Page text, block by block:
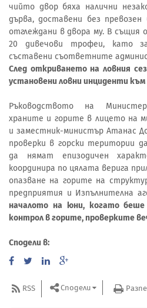
чийто двор бяха налични
дърва, доставени без
отглеждани в двора му. В същия
20 дивечови трофеи, като
съставени съответните
След откриването на ловния
установени ловни инциденти
Ръководството на
храните и горите в лицето на
и заместник-министър Атанас
проверки в горски територии
да нямат епизодичен
координира по цялата верига
опазване на горите на
предприятия и Изпълнителна
началото на юни, когато беше
контрол в горите, проверките
Сподели в:
RSS Сподели